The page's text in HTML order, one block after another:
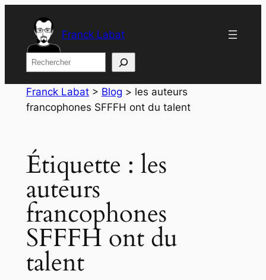
contenu
Franck Labat
Rechercher
Franck Labat> Blog > les auteurs
francophones SFFFH ont du talent
Étiquette : les
auteurs
francophones
SFFFH ont du
talent